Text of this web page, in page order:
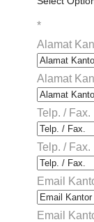
*
Alamat
Alamat
Telp. / Fax.
Telp. / Fax.
Email
Email